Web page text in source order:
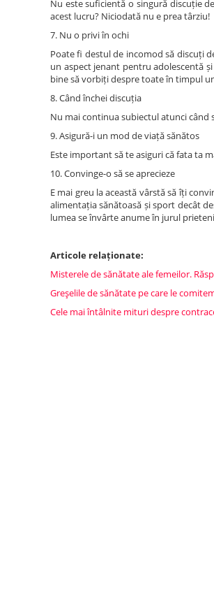
Nu este suficientă o singură discuție
acest lucru? Niciodată nu e prea târziu!
7. Nu o privi în ochi
Poate fi destul de incomod să discuți
un aspect jenant pentru adolescentă
bine să vorbiți despre toate în timpul
8. Când închei discuția
Nu mai continua subiectul atunci când
9. Asigură-i un mod de viață sănătos
Este important să te asiguri că fata ta
10. Convinge-o să se aprecieze
E mai greu la această vârstă să îți
alimentația sănătoasă și sport decât
lumea se învârte anume în jurul
Articole relaționate:
Misterele de sănătate ale femeilor.
Greşelile de sănătate pe care le
Cele mai întâlnite mituri despre